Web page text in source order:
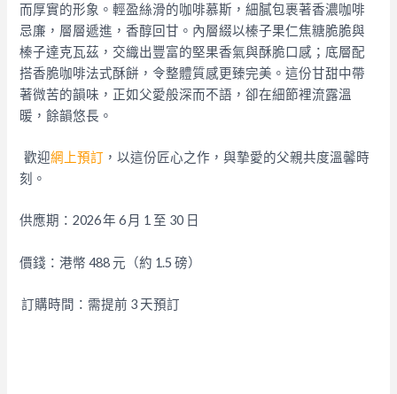
而厚實的形象。輕盈絲滑的咖啡慕斯，細膩包裹著香濃咖啡
忌廉，層層遞進，香醇回甘。內層綴以榛子果仁焦糖脆脆與
榛子達克瓦茲，交織出豐富的堅果香氣與酥脆口感；底層配
搭香脆咖啡法式酥餅，令整體質感更臻完美。這份甘甜中帶
著微苦的韻味，正如父愛般深而不語，卻在細節裡流露溫
暖，餘韻悠長。
歡迎網上預訂 ，以這份匠心之作，與摯愛的父親共度溫馨時
刻。
供應期：2026 年 6 月 1 至 30 日
價錢：港幣 488 元（約 1.5 磅）
訂購時間：需提前 3 天預訂